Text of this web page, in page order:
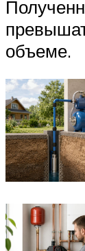
объеме.